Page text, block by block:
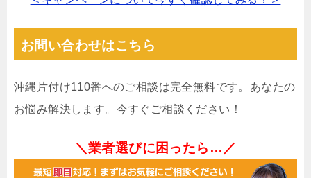
お問い合わせはこちら
沖縄片付け110番へのご相談は完全無料です。あなたの
お悩み解決します。今すぐご相談ください！
＼業者選びに困ったら…／